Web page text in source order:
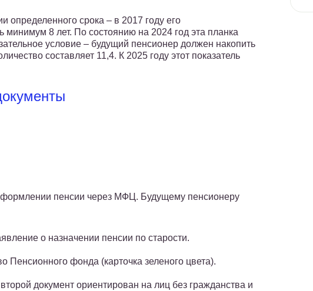
определенного срока – в 2017 году его
минимум 8 лет. По состоянию на 2024 год эта планка
условие – будущий пенсионер должен накопить
составляет 11,4. К 2025 году этот показатель
пенсии через МФЦ. Будущему пенсионеру
о назначении пенсии по старости.
Пенсионного фонда (карточка зеленого цвета).
документ ориентирован на лиц без гражданства и